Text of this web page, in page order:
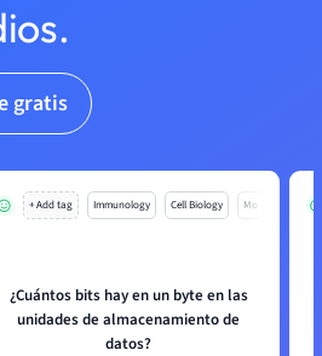
gratis
+ Add tag Immunology Cell Biology Mo
¿Cuántos bits hay en un byte en las
unidades de almacenamiento de
datos?